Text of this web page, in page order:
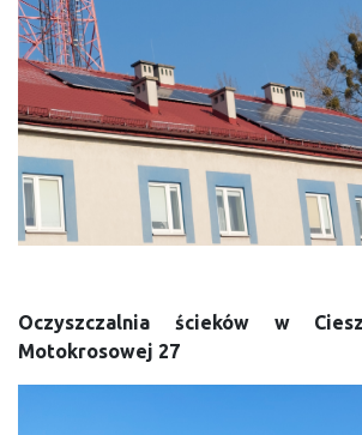
Oczyszczalnia ścieków w
Motokrosowej 27